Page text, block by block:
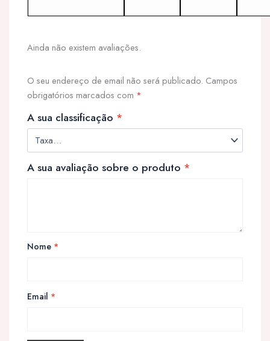
Ainda não existem avaliações.
O seu endereço de email não será publicado. Campos
obrigatórios marcados com *
A sua classificação *
A sua avaliação sobre o produto *
Nome *
Email *